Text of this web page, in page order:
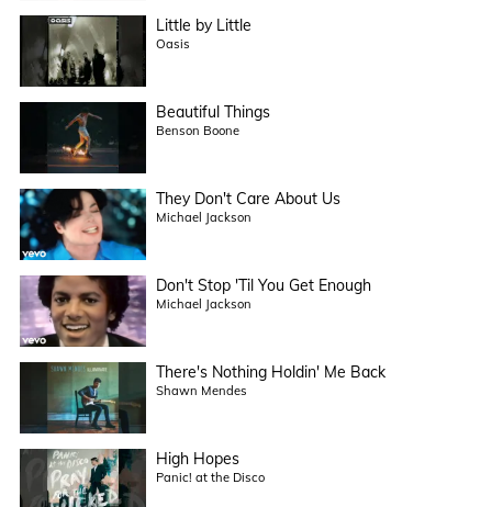
Little by Little
Oasis
Beautiful Things
Benson Boone
They Don't Care About Us
Michael Jackson
Don't Stop 'Til You Get Enough
Michael Jackson
There's Nothing Holdin' Me Back
Shawn Mendes
High Hopes
Panic! at the Disco